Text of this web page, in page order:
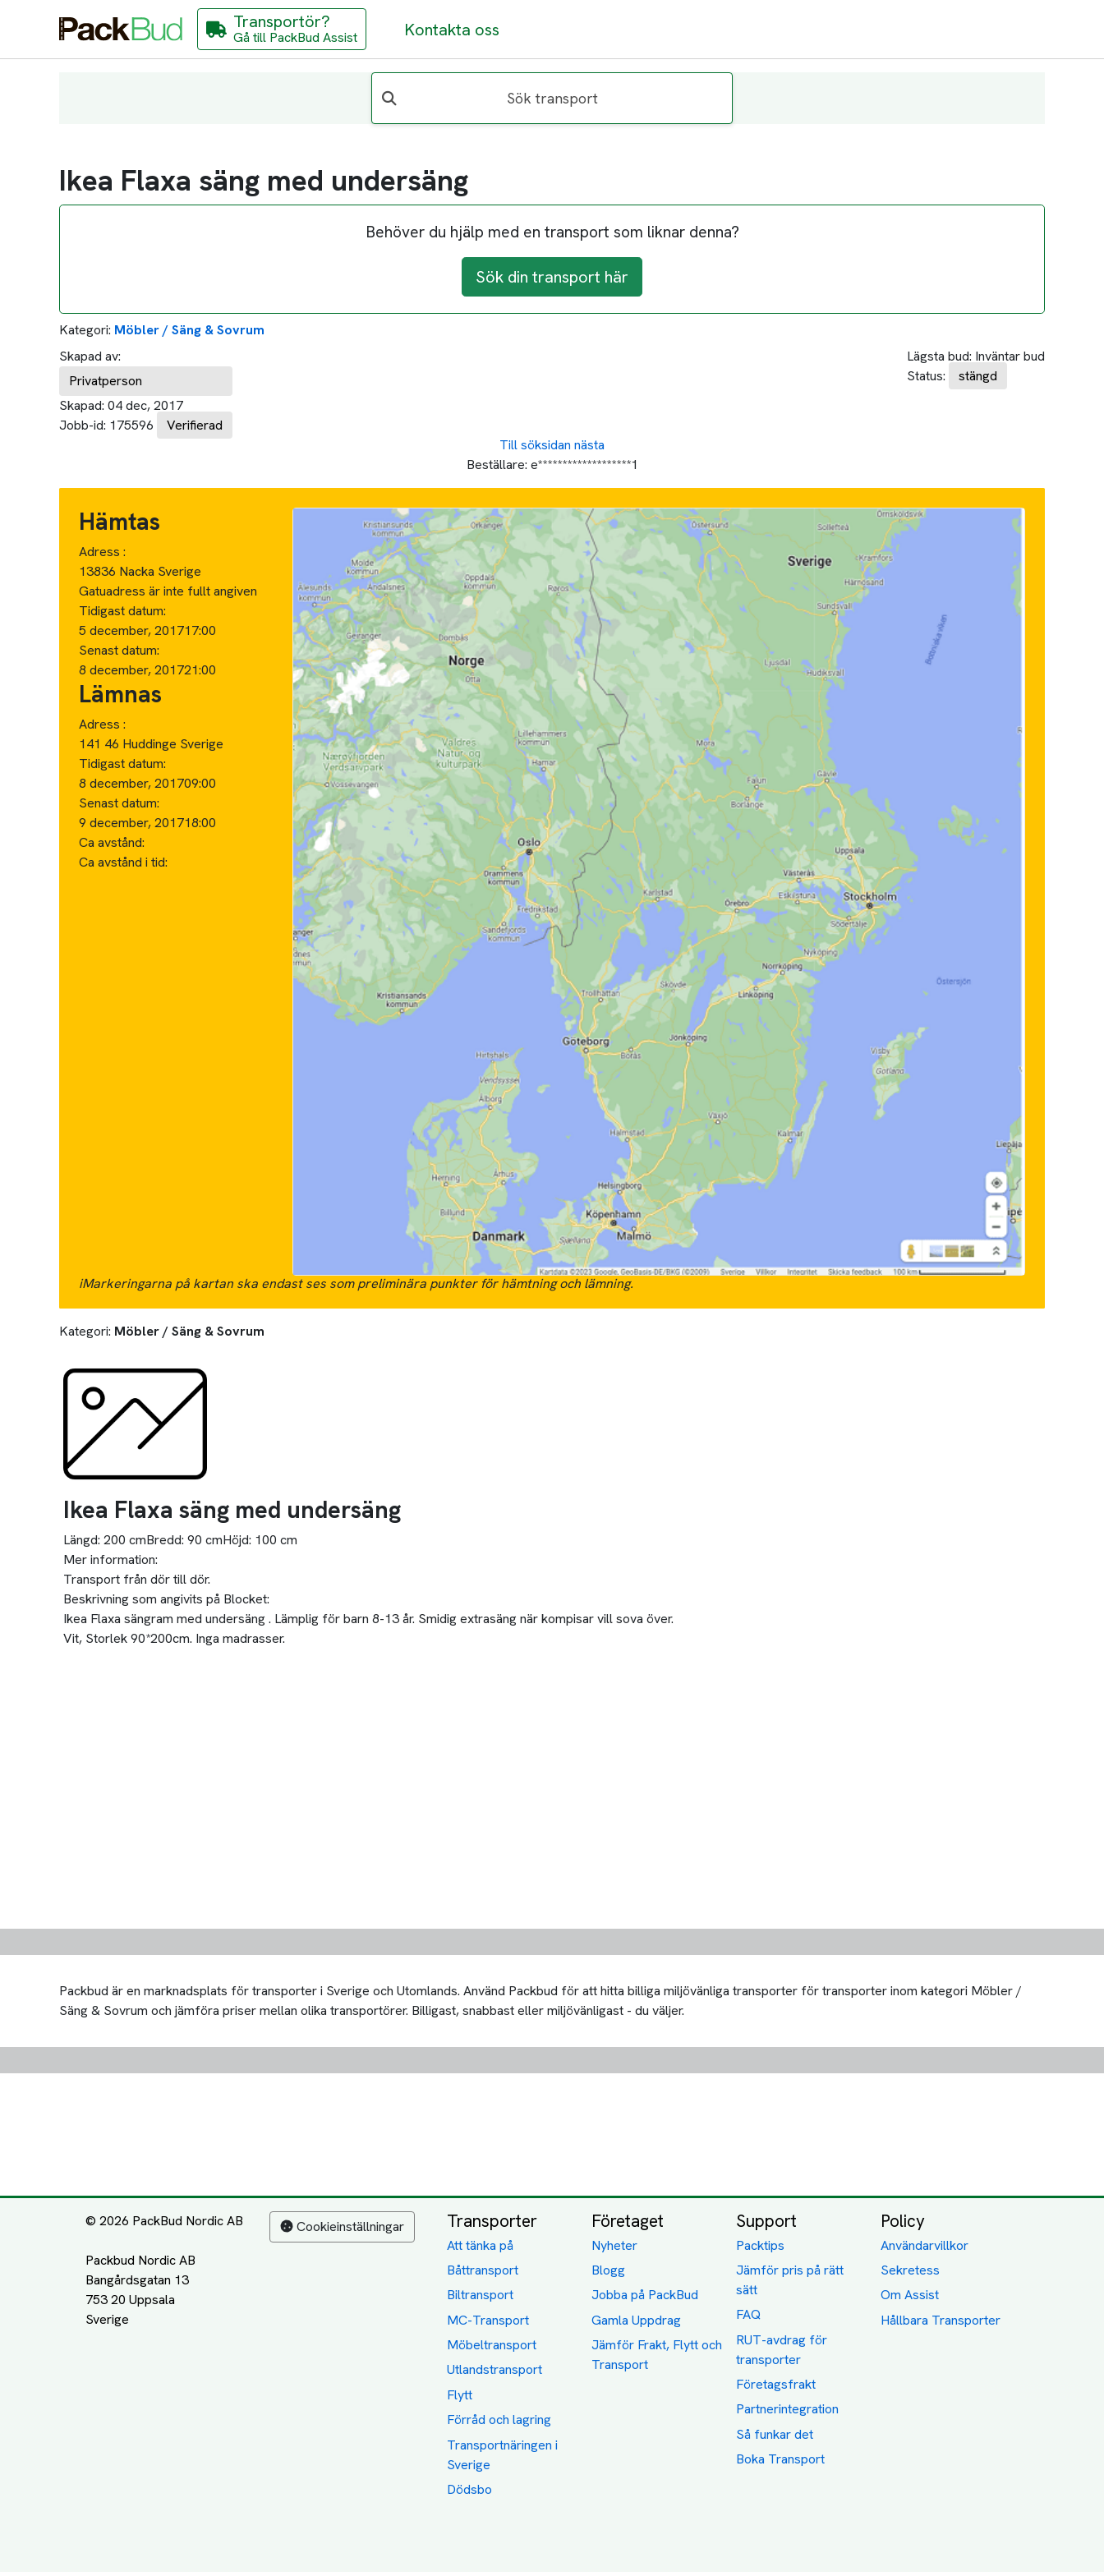
Transportör?
Gå till PackBud Assist Kontakta oss
Sök transport
Ikea Flaxa säng med undersäng
Behöver du hjälp med en transport som liknar denna?
Sök din transport här
Kategori: Möbler / Säng & Sovrum
Skapad av:
Privatperson
Skapad: 04 dec, 2017
Jobb-id: 175596 Verifierad
Lägsta bud: Inväntar bud
Status:
stängd
Till söksidan nästa
Beställare: e*******************1
Hämtas
Adress :
13836 Nacka Sverige
Gatuadress är inte fullt angiven
Tidigast datum:
5 december, 201717:00
Senast datum:
8 december, 201721:00
Lämnas
Adress :
141 46 Huddinge Sverige
Tidigast datum:
8 december, 201709:00
Senast datum:
9 december, 201718:00
Ca avstånd:
Ca avstånd i tid:
iMarkeringarna på kartan ska endast ses som preliminära punkter för hämtning och lämning.
Kategori: Möbler / Säng & Sovrum
Ikea Flaxa säng med undersäng
Längd: 200 cmBredd: 90 cmHöjd: 100 cm
Mer information:
Transport från dör till dör.
Beskrivning som angivits på Blocket:
Ikea Flaxa sängram med undersäng . Lämplig för barn 8-13 år. Smidig extrasäng när kompisar vill sova över.
Vit, Storlek 90*200cm. Inga madrasser.
Packbud är en marknadsplats för transporter i Sverige och Utomlands. Använd Packbud för att hitta billiga miljövänliga transporter för transporter inom kategori Möbler /
Säng & Sovrum och jämföra priser mellan olika transportörer. Billigast, snabbast eller miljövänligast - du väljer.
© 2026 PackBud Nordic AB
Packbud Nordic AB
Bangårdsgatan 13
753 20 Uppsala
Cookieinställningar Transporter
Att tänka på
Båttransport
Biltransport
MC-Transport
Möbeltransport
Utlandstransport
Flytt
Förråd och lagring
Transportnäringen i
Sverige
Dödsbo
Företaget
Nyheter
Blogg
Jobba på PackBud
Gamla Uppdrag
Jämför Frakt, Flytt och
Transport
Support
Packtips
Jämför pris på rätt
sätt
FAQ
RUT-avdrag för
transporter
Företagsfrakt
Partnerintegration
Så funkar det
Boka Transport
Policy
Användarvillkor
Sekretess
Om Assist
Hållbara Transporter